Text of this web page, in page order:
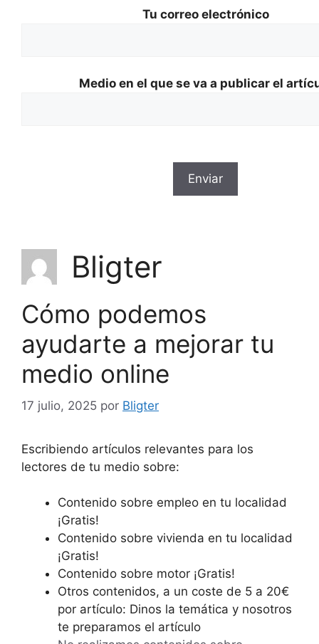
Tu correo electrónico
Medio en el que se va a publicar el
Bligter
Cómo podemos
ayudarte a mejorar tu
medio online
17 julio, 2025 por Bligter
Escribiendo artículos relevantes para los
lectores de tu medio sobre:
Contenido sobre empleo en tu localidad
¡Gratis!
Contenido sobre vivienda en tu localidad
¡Gratis!
Contenido sobre motor ¡Gratis!
Otros contenidos, a un coste de 5 a 20€
por artículo: Dinos la temática y nosotros
te preparamos el artículo